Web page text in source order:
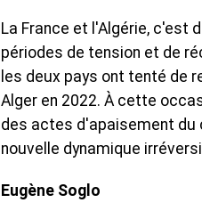
La France et l'Algérie, c'est
périodes de tension et de
les deux pays ont tenté de
Alger en 2022. À cette
des actes d'apaisement du
nouvelle dynamique
Eugène Soglo